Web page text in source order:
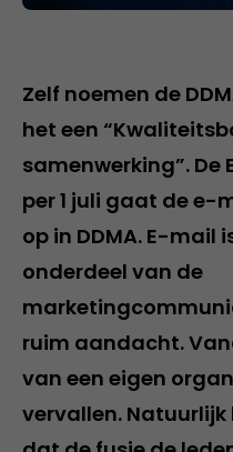
Zelf noemen de
het een
samenwerking”.
per 1 juli gaat de e-
op in DDMA. E-mail
onderdeel van de
ruim aandacht.
van een eigen
vervallen.